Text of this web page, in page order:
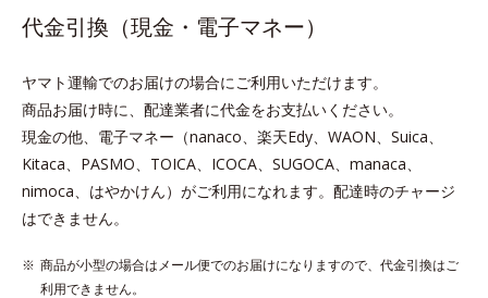
代金引換（現金・電子マネー）
ヤマト運輸でのお届けの場合にご利用いただけます。
商品お届け時に、配達業者に代金をお支払いください。
現金の他、電子マネー（nanaco、楽天Edy、WAON、Suica、
Kitaca、PASMO、TOICA、ICOCA、SUGOCA、manaca、
nimoca、はやかけん）がご利用になれます。配達時のチャージ
はできません。
商品が小型の場合はメール便でのお届けになりますので、代金引換はご
利用できません。